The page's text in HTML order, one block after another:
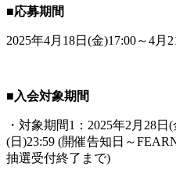
■応募期間
2025年4月18日(金)17:00～4月
■入会対象期間
・対象期間1：2025年2月28日
(日)23:59 (開催告知日～
抽選受付終了まで)